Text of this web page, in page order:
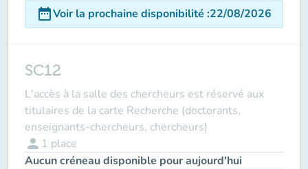
date_rangeVoir la prochaine disponibilité :22/08/2026
SC12
L'accès à la salle des chercheurs est réservé aux
titulaires de la carte Recherche (doctorants,
enseignants-chercheurs, chercheurs)
person 1 place
Aucun créneau disponible pour aujourd'hui